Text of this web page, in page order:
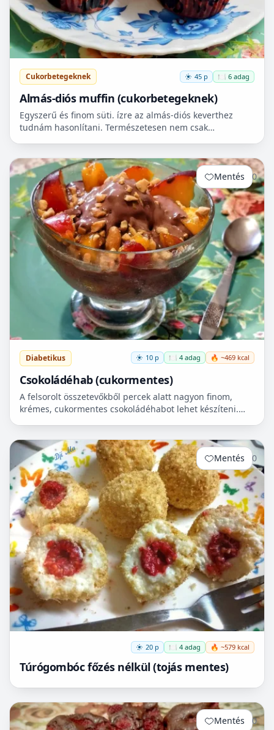
Cukorbetegeknek 45 p 🍽️ 6 adag
Almás-diós muffin (cukorbetegeknek)
Egyszerű és finom süti. ízre az almás-diós keverthez
tudnám hasonlítani. Természetesen nem csak
Mentés 0
Diabetikus 10 p 🍽️ 4 adag 🔥 ~469 kcal
Csokoládéhab (cukormentes)
A felsorolt összetevőkből percek alatt nagyon finom,
krémes, cukormentes csokoládéhabot lehet készíteni.
Mentés 0
20 p 🍽️ 4 adag 🔥 ~579 kcal
Túrógombóc főzés nélkül (tojás mentes)
Mentés 0